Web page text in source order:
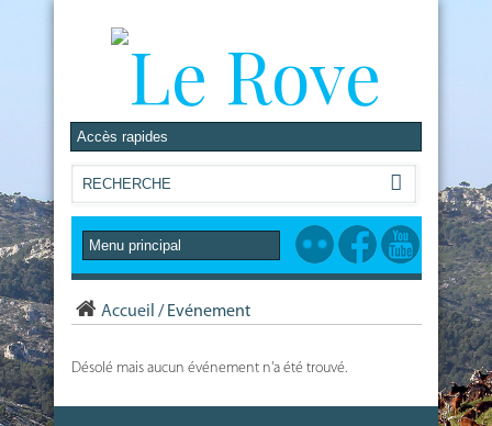
Accueil / Evénement
Désolé mais aucun événement n'a été trouvé.